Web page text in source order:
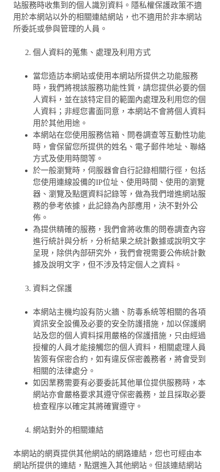
站服務時收集到的個人識別資料。隱私權保護政策不適
用於本網站以外的相關連結網站，也不適用於非本網站
所委託或參與管理的人員。
個人資料的蒐集、處理及利用方式
當您造訪本網站或使用本網站所提供之功能服務
時，我們將視該服務功能性質，請您提供必要的個
人資料，並在該特定目的範圍內處理及利用您的個
人資料；非經您書面同意，本網站不會將個人資料
用於其他用途。
本網站在您使用服務信箱、問卷調查等互動性功能
時，會保留您所提供的姓名、電子郵件地址、聯絡
方式及使用時間等。
於一般瀏覽時，伺服器會自行記錄相關行徑，包括
您使用連線設備的IP位址、使用時間、使用的瀏覽
器、瀏覽及點選資料記錄等，做為我們增進網站服
務的參考依據，此記錄為內部應用，決不對外公
佈。
為提供精確的服務，我們會將收集的問卷調查內容
進行統計與分析，分析結果之統計數據或說明文字
呈現，除供內部研究外，我們會視需要公佈統計數
據及說明文字，但不涉及特定個人之資料。
資料之保護
本網站主機均設有防火牆、防毒系統等相關的各項
資訊安全設備及必要的安全防護措施，加以保護網
站及您的個人資料採用嚴格的保護措施，只由經過
授權的人員才能接觸您的個人資料，相關處理人員
皆簽有保密合約，如有違反保密義務者，將會受到
相關的法律處分。
如因業務需要有必要委託其他單位提供服務時，本
網站亦會嚴格要求其遵守保密義務，並且採取必要
檢查程序以確定其將確實遵守。
網站對外的相關連結
本網站的網頁提供其他網站的網路連結，您也可經由本
網站所提供的連結，點選進入其他網站。但該連結網站